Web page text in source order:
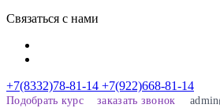
Связаться с нами
+7(8332)78-81-14 +7(922)668-81-14
Подобрать курс заказать звонок